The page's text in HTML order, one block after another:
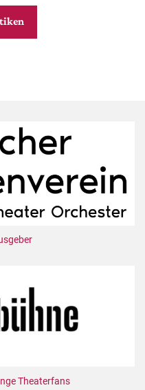
Theaterfans